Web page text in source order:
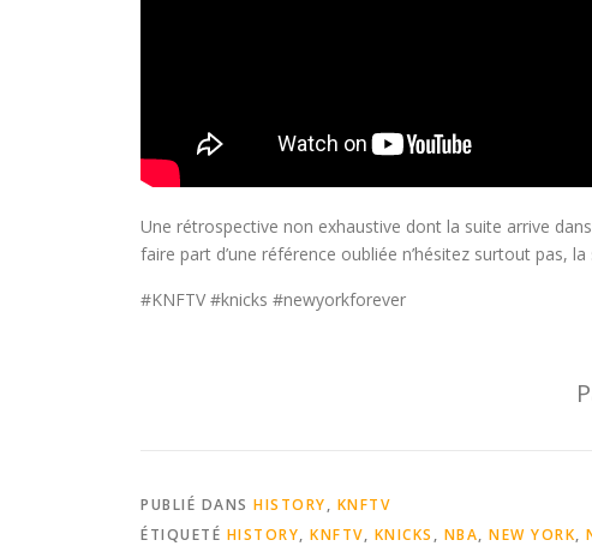
Une rétrospective non exhaustive dont la suite arrive
faire part d’une référence oubliée n’hésitez surtout pas,
#KNFTV #knicks #newyorkforever
PUBLIÉ DANS HISTORY, KNFTV
ÉTIQUETÉ HISTORY, KNFTV, KNICKS , NBA, NEW YORK,